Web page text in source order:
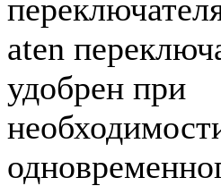
aten
удобрен при